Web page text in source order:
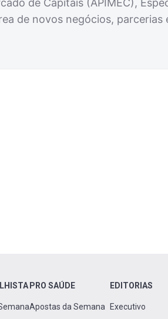
de Capitais (APIMEC),
de novos negócios,
PRO SAÚDE
Apostas da Semana
EDITORIAS
Executivo